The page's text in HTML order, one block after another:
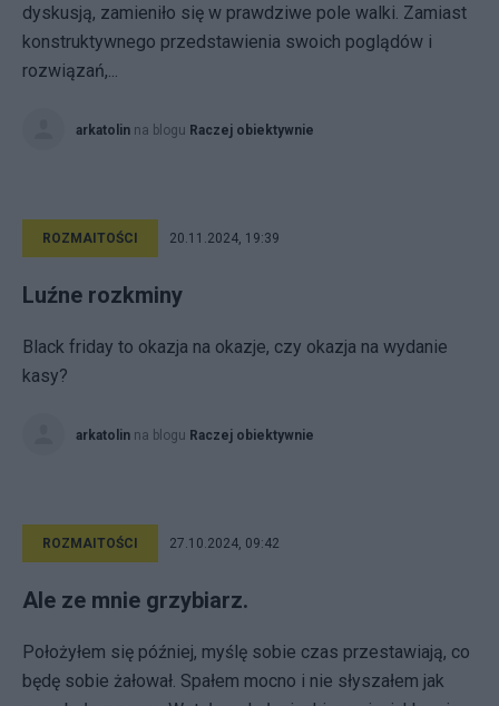
dyskusją, zamieniło się w prawdziwe pole walki. Zamiast
konstruktywnego przedstawienia swoich poglądów i
rozwiązań,...
arkatolin na blogu Raczej obiektywnie
ROZMAITOŚCI 20.11.2024, 19:39
Luźne rozkminy
Black friday to okazja na okazje, czy okazja na wydanie
kasy?
arkatolin na blogu Raczej obiektywnie
ROZMAITOŚCI 27.10.2024, 09:42
Ale ze mnie grzybiarz.
Położyłem się później, myślę sobie czas przestawiają, co
będę sobie żałował. Spałem mocno i nie słyszałem jak